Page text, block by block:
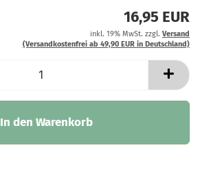
16,95 EUR
inkl. 19% MwSt. zzgl. Versand
(Versandkostenfrei ab 49,90 EUR in Deutschland)
In den Warenkorb